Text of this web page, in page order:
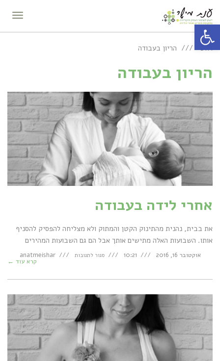
פתח סרגל נגישות
ראשי הריון בעבודה
הריון בעבודה
אחרי לידה בעבודה
את בבית, נהנית מהתינוק הקטן והמתוק ולא מצליחה להפסיק להסניף
אותו. השבועות האלה מתישים אותך אבל הם גם השבועות המהירים
אוקטובר 16, 2016 10:21 סגור לתגובות אחרי
anatmeishar
קרא עוד ←